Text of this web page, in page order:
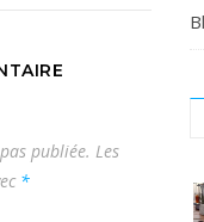
publiée. Les
*